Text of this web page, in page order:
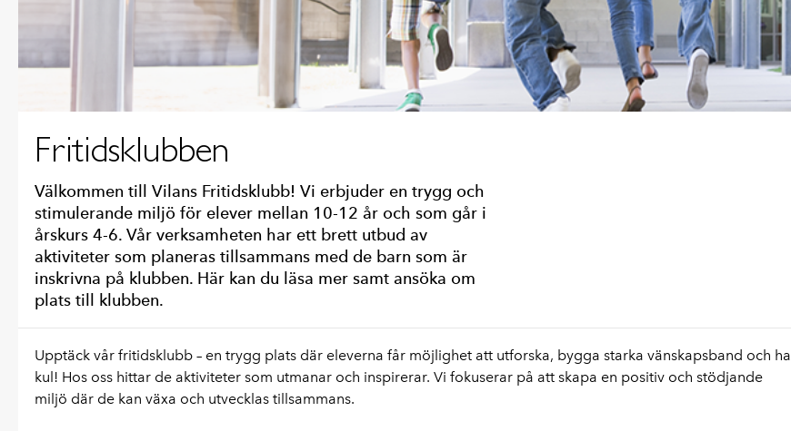
Fritidsklubben
Välkommen till Vilans Fritidsklubb! Vi erbjuder en trygg och
stimulerande miljö för elever mellan 10-12 år och som går i
årskurs 4-6. Vår verksamheten har ett brett utbud av
aktiviteter som planeras tillsammans med de barn som är
inskrivna på klubben. Här kan du läsa mer samt ansöka om
plats till klubben.
Upptäck vår fritidsklubb – en trygg plats där eleverna får möjlighet att utforska, bygga starka vänskapsband och ha
kul! Hos oss hittar de aktiviteter som utmanar och inspirerar. Vi fokuserar på att skapa en positiv och stödjande
miljö där de kan växa och utvecklas tillsammans.